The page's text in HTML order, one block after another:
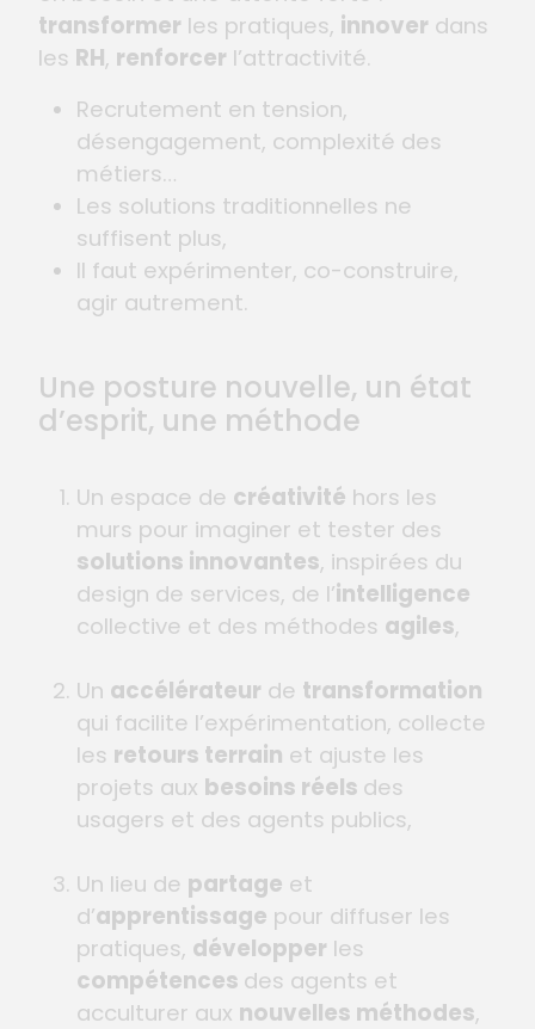
transformer les pratiques, innover dans
les RH, renforcer l’attractivité.
Recrutement en tension,
désengagement, complexité des
métiers…
Les solutions traditionnelles ne
suffisent plus,
Il faut expérimenter, co-construire,
agir autrement.
Une posture nouvelle, un état
d’esprit, une méthode
Un espace de créativité hors les
murs pour imaginer et tester des
solutions innovantes, inspirées du
design de services, de l’intelligence
collective et des méthodes agiles,
Un accélérateur de transformation
qui facilite l’expérimentation, collecte
les retours terrain et ajuste les
projets aux besoins réels des
usagers et des agents publics,
Un lieu de partage et
d’apprentissage pour diffuser les
pratiques, développer les
compétences des agents et
acculturer aux nouvelles méthodes,